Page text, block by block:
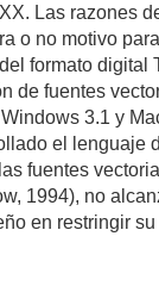
Las razones
o no motivo
formato digital
de fuentes
3.1 y
el lenguaje
fuentes
1994), no
en restringir